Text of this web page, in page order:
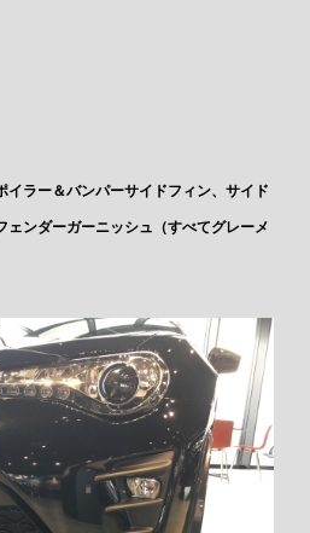
イラー＆バンパーサイドフィン、サイド
ェンダーガーニッシュ（すべてグレーメ